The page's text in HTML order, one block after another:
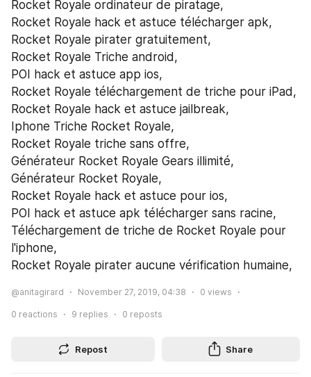
Rocket Royale ordinateur de piratage,
Rocket Royale hack et astuce télécharger apk,
Rocket Royale pirater gratuitement,
Rocket Royale Triche android,
POI hack et astuce app ios,
Rocket Royale téléchargement de triche pour iPad,
Rocket Royale hack et astuce jailbreak,
Iphone Triche Rocket Royale,
Rocket Royale triche sans offre,
Générateur Rocket Royale Gears illimité,
Générateur Rocket Royale,
Rocket Royale hack et astuce pour ios,
POI hack et astuce apk télécharger sans racine,
Téléchargement de triche de Rocket Royale pour
l'iphone,
Rocket Royale pirater aucune vérification humaine,
@anitagirard November 27, 2019, 04:38 0 views
0 reactions 9 replies 0 reposts
Repost Share